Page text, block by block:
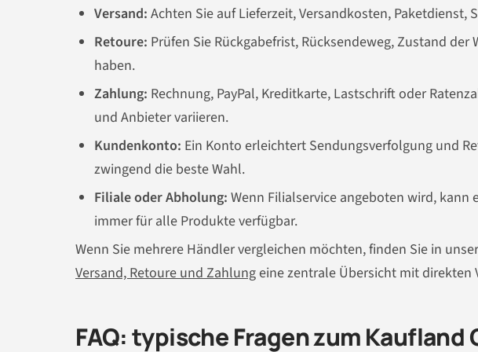
Versand: Achten Sie auf Lieferzeit, Versandkosten,
Retoure: Prüfen Sie Rückgabefrist, Rücksendeweg, Zustand
haben.
Zahlung: Rechnung, PayPal, Kreditkarte, Lastschrift oder
und Anbieter variieren.
Kundenkonto: Ein Konto erleichtert Sendungsverfolgung und
zwingend die beste Wahl.
Filiale oder Abholung: Wenn Filialservice angeboten wird, kann
immer für alle Produkte verfügbar.
Wenn Sie mehrere Händler vergleichen möchten, finden Sie in
Versand, Retoure und Zahlungeine zentrale Übersicht mit direkten
FAQ: typische Fragen zum Kaufland